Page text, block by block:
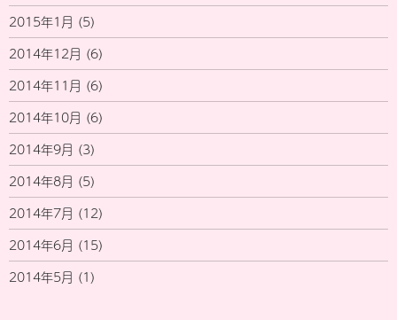
2015年1月 (5)
2014年12月 (6)
2014年11月 (6)
2014年10月 (6)
2014年9月 (3)
2014年8月 (5)
2014年7月 (12)
2014年6月 (15)
2014年5月 (1)